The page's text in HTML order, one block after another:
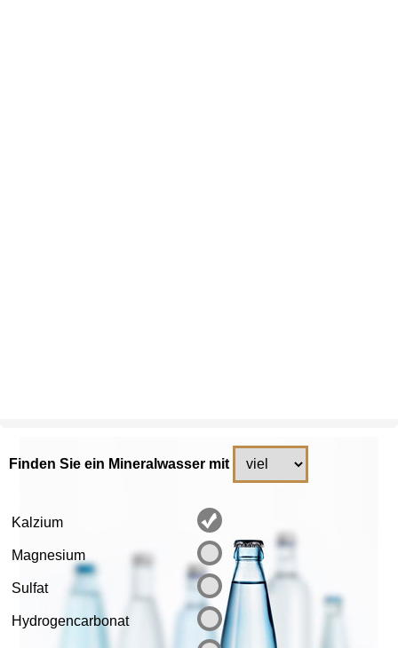
Finden Sie ein Mineralwasser mit
Kalzium
Magnesium
Sulfat
Hydrogencarbonat